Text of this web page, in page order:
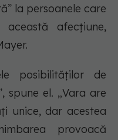
la persoanele care
afecțiune,
posibilităților de
spune el. „Vara are
unice, dar acestea
provoacă